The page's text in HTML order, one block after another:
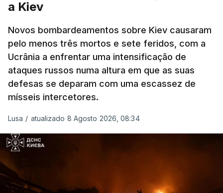
a Kiev
Novos bombardeamentos sobre Kiev causaram
pelo menos três mortos e sete feridos, com a
Ucrânia a enfrentar uma intensificação de
ataques russos numa altura em que as suas
defesas se deparam com uma escassez de
mísseis intercetores.
Lusa / atualizado 8 Agosto 2026, 08:34